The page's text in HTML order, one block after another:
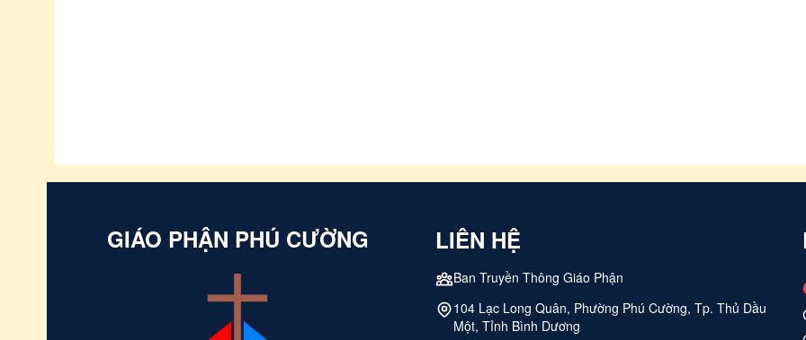
GIÁO PHẬN PHÚ CƯỜNG LIÊN HỆ
Ban Truyền Thông Giáo Phận
104 Lạc Long Quân, Phường Phú Cường, Tp. Thủ Dầu
Một, Tỉnh Bình Dương